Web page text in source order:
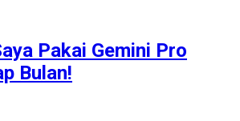
Pakai Gemini Pro
Bulan!